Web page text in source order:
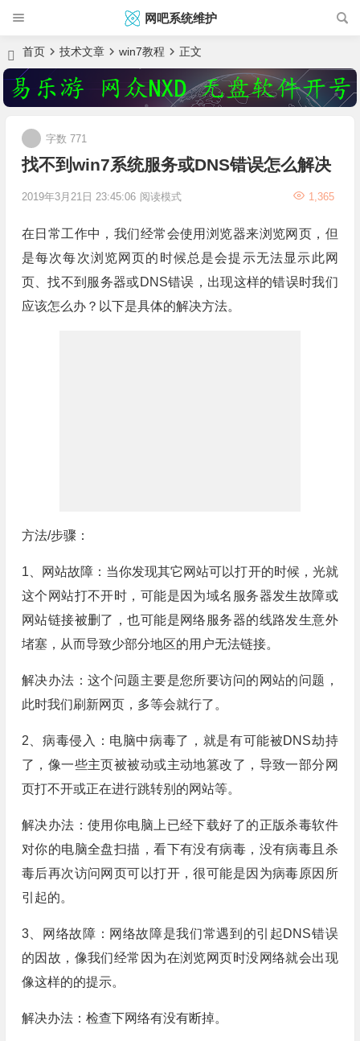
网吧系统维护
首页 技术文章 win7教程 正文
找不到win7系统服务或DNS错误怎么解决
2019年3月21日 23:45:06 1,365
字数 771
阅读模式
在日常工作中，我们经常会使用浏览器来浏览网页，但
是每次每次浏览网页的时候总是会提示无法显示此网
页、找不到服务器或DNS错误，出现这样的错误时我们
应该怎么办？以下是具体的解决方法。
方法/步骤：
1、网站故障：当你发现其它网站可以打开的时候，光就
这个网站打不开时，可能是因为域名服务器发生故障或
网站链接被删了，也可能是网络服务器的线路发生意外
堵塞，从而导致少部分地区的用户无法链接。
解决办法：这个问题主要是您所要访问的网站的问题，
此时我们刷新网页，多等会就行了。
2、病毒侵入：电脑中病毒了，就是有可能被DNS劫持
了，像一些主页被被动或主动地篡改了，导致一部分网
页打不开或正在进行跳转别的网站等。
解决办法：使用你电脑上已经下载好了的正版杀毒软件
对你的电脑全盘扫描，看下有没有病毒，没有病毒且杀
毒后再次访问网页可以打开，很可能是因为病毒原因所
引起的。
3、网络故障：网络故障是我们常遇到的引起DNS错误
的因故，像我们经常因为在浏览网页时没网络就会出现
像这样的的提示。
解决办法：检查下网络有没有断掉。